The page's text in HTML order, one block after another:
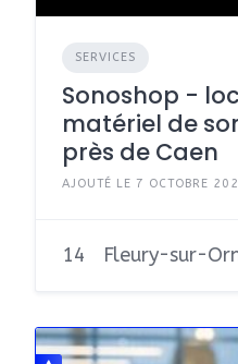
SERVICES
Sonoshop -
matériel de
près de Caen
AJOUTÉ LE 7 OCTOBRE
14 Fleury-sur-